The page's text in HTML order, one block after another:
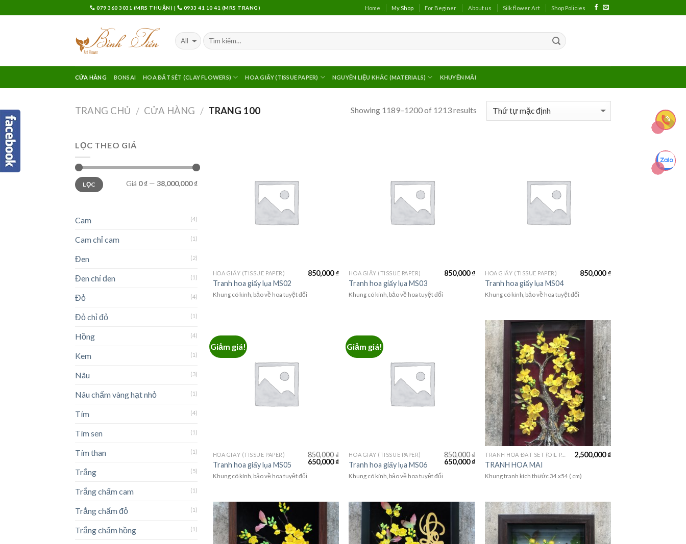
to
079 360 3031 (MRS THUẬN) | 0933 41 10 41 (MRS TRANG) Home My Shop For Beginer About us Silk flower Art Shop Policies
CỬA HÀNG BONSAI HOA ĐẤT SÉT (CLAY FLOWERS) HOA GIẤY (TISSUE PAPER) NGUYÊN LIỆU KHÁC (MATERIALS) KHUYẾN MÃI
TRANG CHỦ / CỬA HÀNG / TRANG 100 Showing 1189–1200 of 1213 results
LỌC THEO GIÁ
LỌC Giá 0 ₫ — 38,000,000 ₫
Cam (4)
Cam chỉ cam (1)
Đen (2)
Đen chỉ đen (1)
Đỏ (4)
Đỏ chỉ đỏ (1)
Hồng (4)
Kem (1)
Nâu (3)
Nâu chấm vàng hạt nhỏ (1)
Tím (4)
Tím sen (1)
Tím than (1)
Trắng (5)
Trắng chấm cam (1)
Trắng chấm đỏ (1)
Trắng chấm hồng (1)
HOA GIẤY (TISSUE PAPER)
Tranh hoa giấy lụa MS02
850,000₫
Khung có kính, bảo về hoa tuyệt đối
HOA GIẤY (TISSUE PAPER)
Tranh hoa giấy lụa MS03
850,000₫
Khung có kính, bảo về hoa tuyệt đối
HOA GIẤY (TISSUE PAPER)
Tranh hoa giấy lụa MS04
850,000₫
Khung có kính, bảo về hoa tuyệt đối
Giảm giá!
HOA GIẤY (TISSUE PAPER)
Tranh hoa giấy lụa MS05
850,000₫
650,000₫
Khung có kính, bảo về hoa tuyệt đối
Giảm giá!
HOA GIẤY (TISSUE PAPER)
Tranh hoa giấy lụa MS06
850,000₫
650,000₫
Khung có kính, bảo về hoa tuyệt đối
TRANH HOA ĐẤT SÉT (OIL PAINTING FLOWER)
TRANH HOA MAI
2,500,000₫
Khung tranh kích thước 34 x54 ( cm)